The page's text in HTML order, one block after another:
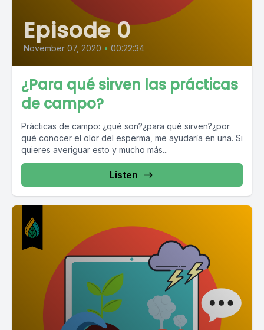
Episode 0
November 07, 2020 • 00:22:34
¿Para qué sirven las prácticas
de campo?
Prácticas de campo: ¿qué son?¿para qué sirven?¿por
qué conocer el olor del esperma, me ayudaría en una. Si
quieres averiguar esto y mucho más...
Listen